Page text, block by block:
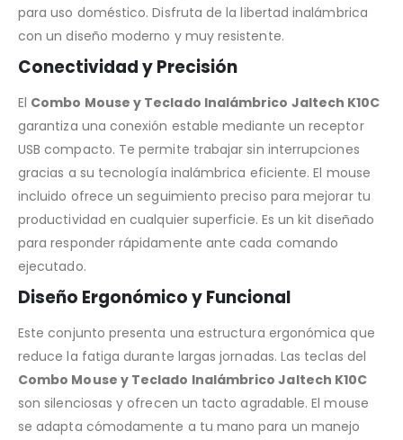
para uso doméstico. Disfruta de la libertad inalámbrica
con un diseño moderno y muy resistente.
Conectividad y Precisión
El Combo Mouse y Teclado Inalámbrico Jaltech K10C
garantiza una conexión estable mediante un receptor
USB compacto. Te permite trabajar sin interrupciones
gracias a su tecnología inalámbrica eficiente. El mouse
incluido ofrece un seguimiento preciso para mejorar tu
productividad en cualquier superficie. Es un kit diseñado
para responder rápidamente ante cada comando
ejecutado.
Diseño Ergonómico y Funcional
Este conjunto presenta una estructura ergonómica que
reduce la fatiga durante largas jornadas. Las teclas del
Combo Mouse y Teclado Inalámbrico Jaltech K10C
son silenciosas y ofrecen un tacto agradable. El mouse
se adapta cómodamente a tu mano para un manejo